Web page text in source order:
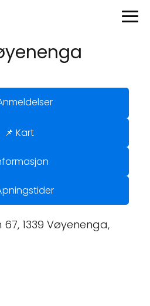
📌 Kart
67, 1339 Vøyenenga,